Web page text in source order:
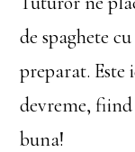
de spaghete
preparat. Este
devreme,
buna!